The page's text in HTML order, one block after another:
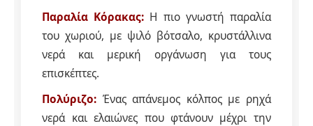
Παραλία Κόρακας: Η πιο γνωστή παραλία
του χωριού, με ψιλό βότσαλο, κρυστάλλινα
νερά και μερική οργάνωση για τους
επισκέπτες.
Πολύριζο: Ένας απάνεμος κόλπος με ρηχά
νερά και ελαιώνες που φτάνουν μέχρι την